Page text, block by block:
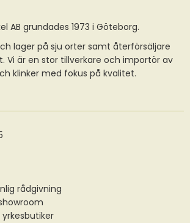
AB grundades 1973 i Göteborg.
lager på sju orter samt återförsäljare
Vi är en stor tillverkare och importör av
klinker med fokus på kvalitet.
rådgivning
yrkesbutiker